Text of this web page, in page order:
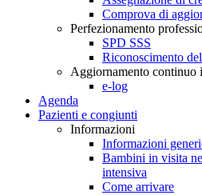
Comprova di
Perfezionamento
SPD SSS
Riconoscimento
Aggiornamento continuo
e-log
Agenda
Pazienti e congiunti
Informazioni
Informazioni
Bambini in visita
intensiva
Come arrivare